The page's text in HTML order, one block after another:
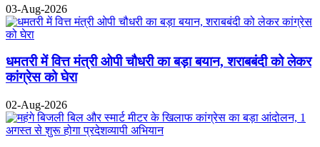
03-Aug-2026
धमतरी में वित्त मंत्री ओपी चौधरी का बड़ा बयान, शराबबंदी को लेकर
कांग्रेस को घेरा
02-Aug-2026